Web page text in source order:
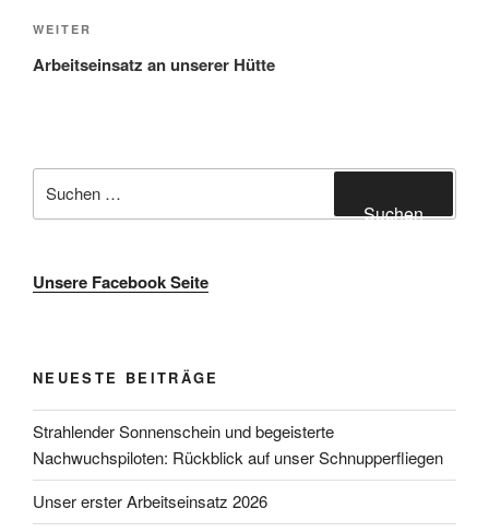
Nächster
Beitrag
WEITER
Arbeitseinsatz an unserer Hütte
nach:
Suchen
Unsere Facebook Seite
NEUESTE BEITRÄGE
Strahlender Sonnenschein und begeisterte
Nachwuchspiloten: Rückblick auf unser Schnupperfliegen
Unser erster Arbeitseinsatz 2026